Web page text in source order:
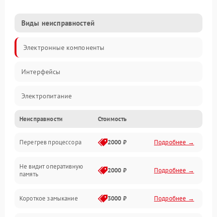
Виды неисправностей
Электронные компоненты
Интерфейсы
Электропитание
Корпус/Герметичность
Механика
ПО/Микропрограмма
Неисправности Стоимость
Перегрев процессора 2000 ₽ Подробнее →
Не видит оперативную
память
2000 ₽ Подробнее →
Короткое замыкание 3000 ₽ Подробнее →